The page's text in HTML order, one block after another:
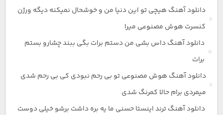
دانلود آهنگ هیچی تو این دنیا من و خوشحال نمیکنه دیگه ورژن
کنسرت هوش مصنوعی میرا
دانلود آهنگ داس بشی من دستم برات بگی ببند چشارو بستم
برات
دانلود آهنگ هوش مصنوعی تو بی رحم نبودی کی بی رحم شدی
میمردی برام حالا کمرنگ شدی
دانلود آهنگ ترند اینستا حسنی ما یه بره داشت برشو خیلی دوست